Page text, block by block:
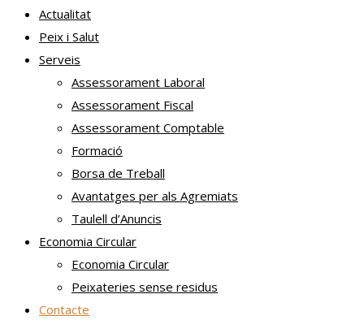
Actualitat
Peix i Salut
Serveis
Assessorament Laboral
Assessorament Fiscal
Assessorament Comptable
Formació
Borsa de Treball
Avantatges per als Agremiats
Taulell d’Anuncis
Economia Circular
Economia Circular
Peixateries sense residus
Contacte